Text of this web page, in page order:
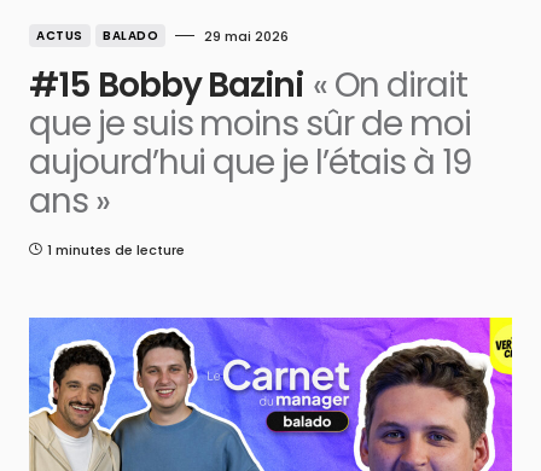
ACTUS BALADO 29 mai 2026
#15 Bobby Bazini « On dirait
que je suis moins sûr de moi
aujourd’hui que je l’étais à 19
ans »
1 minutes de lecture